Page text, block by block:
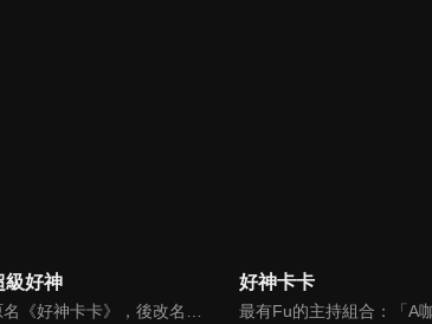
級好神 好神卡卡